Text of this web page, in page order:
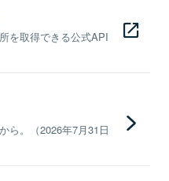
を取得できる公式API
ら。（2026年7月31日